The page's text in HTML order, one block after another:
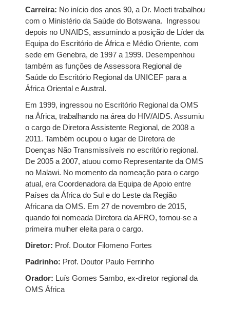
Carreira: No início dos anos 90, a Dr. Moeti trabalhou
com o Ministério da Saúde do Botswana. Ingressou
depois no UNAIDS, assumindo a posição de Líder da
Equipa do Escritório de África e Médio Oriente, com
sede em Genebra, de 1997 a 1999. Desempenhou
também as funções de Assessora Regional de
Saúde do Escritório Regional da UNICEF para a
África Oriental e Austral.
Em 1999, ingressou no Escritório Regional da OMS
na África, trabalhando na área do HIV/AIDS. Assumiu
o cargo de Diretora Assistente Regional, de 2008 a
2011. Também ocupou o lugar de Diretora de
Doenças Não Transmissíveis no escritório regional.
De 2005 a 2007, atuou como Representante da OMS
no Malawi. No momento da nomeação para o cargo
atual, era Coordenadora da Equipa de Apoio entre
Países da África do Sul e do Leste da Região
Africana da OMS. Em 27 de novembro de 2015,
quando foi nomeada Diretora da AFRO, tornou-se a
primeira mulher eleita para o cargo.
Diretor: Prof. Doutor Filomeno Fortes
Padrinho: Prof. Doutor Paulo Ferrinho
Orador: Luís Gomes Sambo, ex-diretor regional da
OMS África